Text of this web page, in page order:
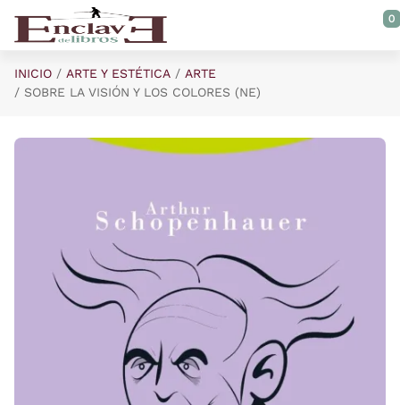
Saltar al contenido principal
0
INICIO ARTE Y ESTÉTICA
ARTE
SOBRE LA VISIÓN Y LOS COLORES (NE)